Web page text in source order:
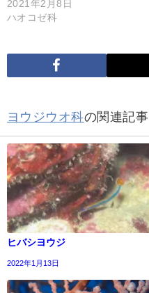
2021年2月8日
ハオコゼ科
ヨウジウオ科の関連記事
ヒバシヨウジ
2022年1月13日